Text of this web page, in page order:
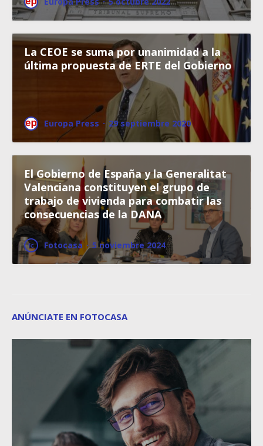
La CEOE se suma por unanimidad a la
última propuesta de ERTE del Gobierno
Europa Press · 29 septiembre 2020
El Gobierno de España y la Generalitat
Valenciana constituyen el grupo de
trabajo de vivienda para combatir las
consecuencias de la DANA
Fotocasa · 5 noviembre 2024
ANÚNCIATE EN FOTOCASA